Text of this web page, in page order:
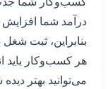
درآمد شما
بنابراین، ثبت
هر کسب‌وکار باید
می‌توانید بهتر